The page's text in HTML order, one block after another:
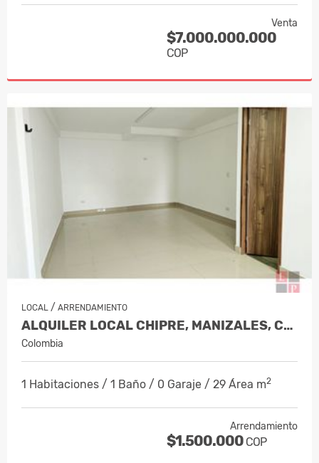
Venta
$7.000.000.000
COP
LOCAL / ARRENDAMIENTO
ALQUILER LOCAL CHIPRE, MANIZALES, CÓDIG…
Colombia
1 Habitaciones / 1 Baño / 0 Garaje / 29 Área m2
Arrendamiento
$1.500.000 COP